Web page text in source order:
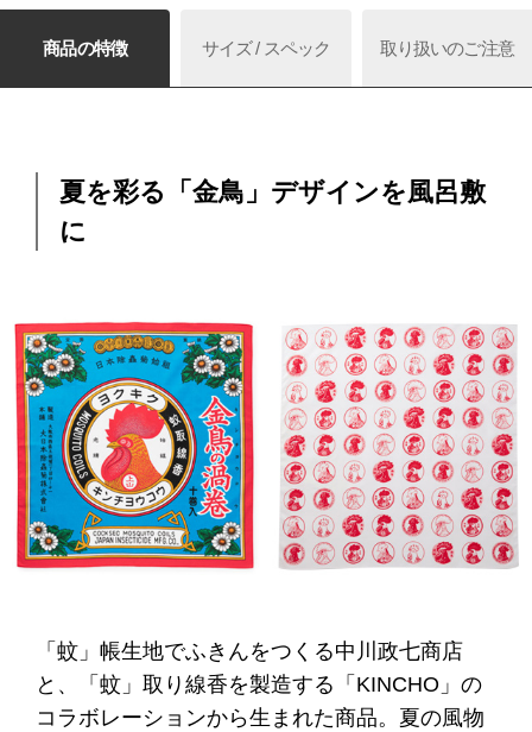
商品の特徴 サイズ / スペック 取り扱いのご注意
夏を彩る「金鳥」デザインを風呂敷
に
「蚊」帳生地でふきんをつくる中川政七商店
と、「蚊」取り線香を製造する「KINCHO」の
コラボレーションから生まれた商品。夏の風物